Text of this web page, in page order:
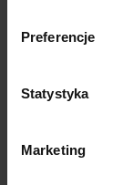
Preferencje
Statystyka
Marketing
78% WISKOZA